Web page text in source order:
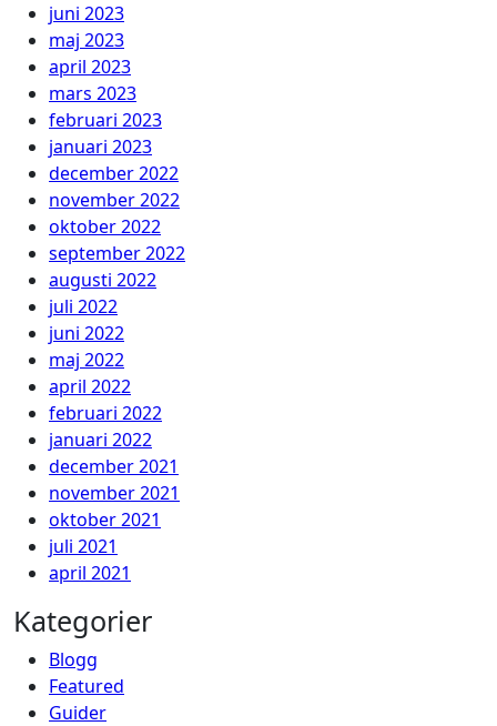
juni 2023
maj 2023
april 2023
mars 2023
februari 2023
januari 2023
december 2022
november 2022
oktober 2022
september 2022
augusti 2022
juli 2022
juni 2022
maj 2022
april 2022
februari 2022
januari 2022
december 2021
november 2021
oktober 2021
juli 2021
april 2021
Kategorier
Blogg
Featured
Guider